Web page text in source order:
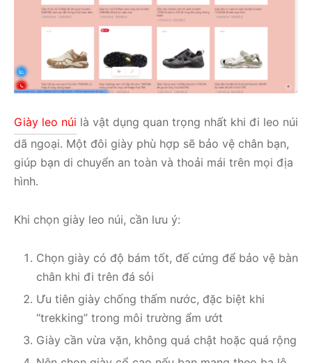
Giày leo núi là vật dụng quan trọng nhất khi đi leo núi
dã ngoại. Một đôi giày phù hợp sẽ bảo vệ chân bạn,
giúp bạn di chuyển an toàn và thoải mái trên mọi địa
hình.
Khi chọn giày leo núi, cần lưu ý:
Chọn giày có độ bám tốt, đế cứng để bảo vệ bàn
chân khi đi trên đá sỏi
Ưu tiên giày chống thấm nước, đặc biệt khi
“trekking” trong môi trường ẩm ướt
Giày cần vừa vặn, không quá chật hoặc quá rộng